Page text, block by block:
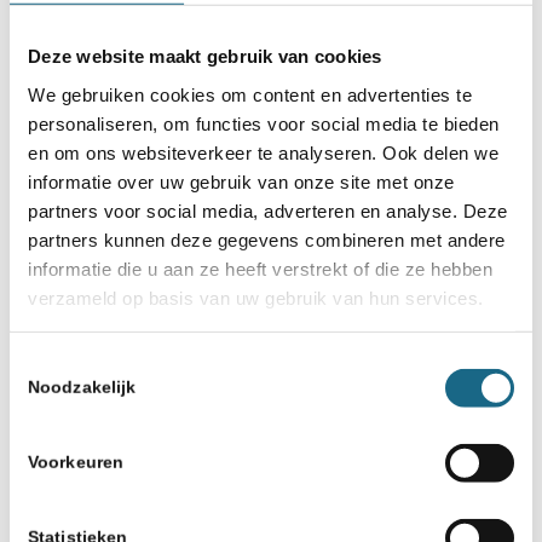
Deze website maakt gebruik van cookies
We gebruiken cookies om content en advertenties te
personaliseren, om functies voor social media te bieden
en om ons websiteverkeer te analyseren. Ook delen we
informatie over uw gebruik van onze site met onze
partners voor social media, adverteren en analyse. Deze
partners kunnen deze gegevens combineren met andere
informatie die u aan ze heeft verstrekt of die ze hebben
verzameld op basis van uw gebruik van hun services.
Noodzakelijk
Voorkeuren
Statistieken
augustus 2021 in Almelo
27 juni 2022
Mooie Nationale Pupillendag
voor de jongsten in Spijkenisse
10 april 2020
Tommy Grooten wint NK E
Online
aan Glorney Cup in Glasgow